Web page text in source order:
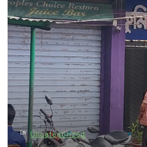
v
i
g
a
t
i
o
n
In Uncategorized